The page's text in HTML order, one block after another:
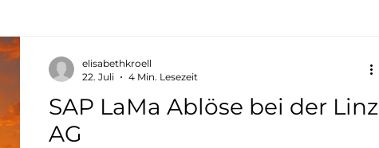
SAP LaMa Ablöse bei der Linz
AG
elisabethkroell
22. Juli
4 Min. Lesezeit